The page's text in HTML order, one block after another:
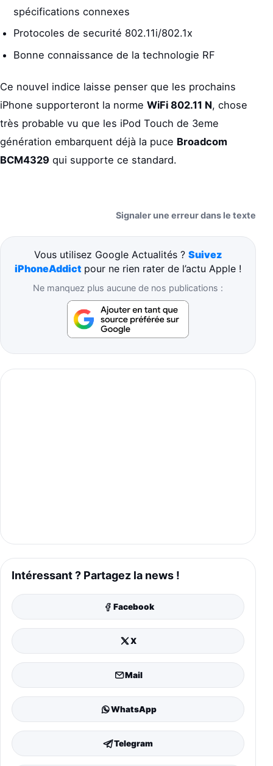
spécifications connexes
Protocoles de securité 802.11i/802.1x
Bonne connaissance de la technologie RF
Ce nouvel indice laisse penser que les prochains
iPhone supporteront la norme WiFi 802.11 N, chose
très probable vu que les iPod Touch de 3eme
génération embarquent déjà la puce Broadcom
BCM4329 qui supporte ce standard.
Signaler une erreur dans le texte
Vous utilisez Google Actualités ? Suivez
iPhoneAddict pour ne rien rater de l’actu Apple !
Ne manquez plus aucune de nos publications :
Intéressant ? Partagez la news !
Facebook
X
Mail
WhatsApp
Telegram